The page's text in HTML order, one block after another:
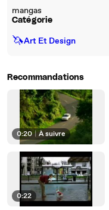
mangas
Catégorie
🦄Art Et Design
Recommandations
0:20 | À suivre
0:22